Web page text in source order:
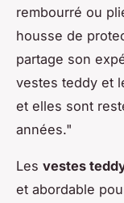
rembourré ou
housse de
partage son
vestes teddy et
et elles sont
années."
Les vestes
et abordable